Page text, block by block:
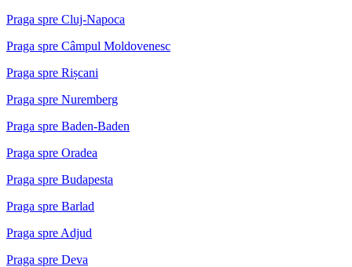
Praga spre Cluj-Napoca
Praga spre Câmpul Moldovenesc
Praga spre Rișcani
Praga spre Nuremberg
Praga spre Baden-Baden
Praga spre Oradea
Praga spre Budapesta
Praga spre Barlad
Praga spre Adjud
Praga spre Deva